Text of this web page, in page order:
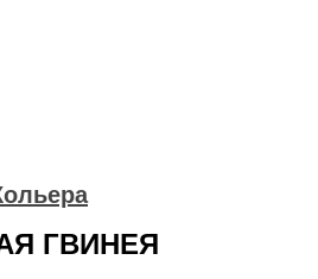
ГВИНЕЯ